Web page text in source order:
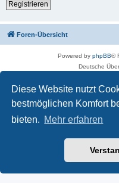
Diese Website nutzt
bestmöglichen Komfort
bieten. Mehr erfahren
Registrieren
Foren-Übersicht
Powered by phpBB®
Deutsche